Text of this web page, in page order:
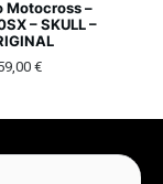
Motocross –
– SKULL –
€